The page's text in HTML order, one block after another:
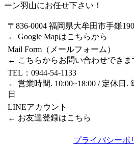
ーン羽山にお任せ下さい！
〒836-0004 福岡県大牟田市手鎌
← Google Mapはこちらから
Mail Form（メールフォーム）
← こちらからお問い合わせできま
TEL：0944-54-1133
← 営業時間. 10:00~18:00 / 定休日.
日
LINEアカウント
← お友達登録はこちら
プライバシーポ